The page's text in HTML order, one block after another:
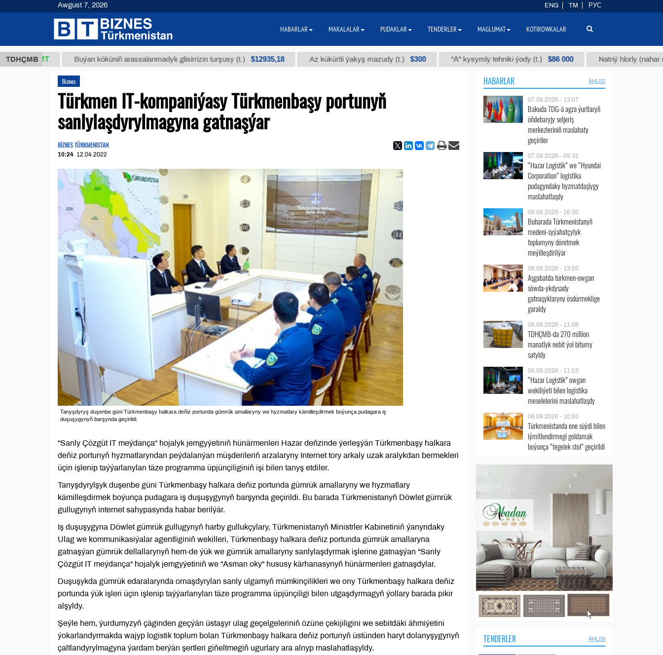
TDHÇMB
ТМТ Buýan köküniň arassalanmadyk glisirrizin turşusy (t.) $12935,18 Az kükürtli ýakyş mazudy (t.) $300 "А" kysymly tehniki ýody (t.) $86 000 Natriý hlorly (nahar duzy) (t.)
Biznes
Türkmen IT-kompaniýasy Türkmenbaşy portunyň
sanlylaşdyrylmagyna gatnaşýar
BİZNES TÜRKMENISTAN
10:24 12.04.2022
Tanyşdyryş duşenbe güni Türkmenbaşy halkara deňiz portunda gümrük amallaryny we hyzmatlary kämilleşdirmek boýunça pudagara iş
duşuşygynyň barşynda geçirildi.
“Sanly Çözgüt IT meýdança“ hojalyk jemgyýetiniň hünärmenleri Hazar deňzinde ýerleşýän Türkmenbaşy halkara
deňiz portunyň hyzmatlaryndan peýdalanýan müşderileriň arzalaryny Internet tory arkaly uzak aralykdan bermekleri
üçin işlenip taýýarlanylan täze programma üpjünçiliginiň işi bilen tanyş etdiler.
Tanyşdyrylşyk duşenbe güni Türkmenbaşy halkara deňiz portunda gümrük amallaryny we hyzmatlary
kämilleşdirmek boýunça pudagara iş duşuşygynyň barşynda geçirildi. Bu barada Türkmenistanyň Döwlet gümrük
gullugynyň internet sahypasynda habar berilýär.
Iş duşuşygyna Döwlet gümrük gullugynyň harby gullukçylary, Türkmenistanyň Ministrler Kabinetiniň ýanyndaky
Ulag we kommunikasiýalar agentliginiň wekilleri, Türkmenbaşy halkara deňiz portunda gümrük amallaryna
gatnaşýan gümrük dellallarynyň hem-de ýük we gümrük amallaryny sanlylaşdyrmak işlerine gatnaşýan “Sanly
Çözgüt IT meýdança“ hojalyk jemgyýetiniň we “Asman oky“ hususy kärhanasynyň hünärmenleri gatnaşdylar.
Duşuşykda gümrük edaralarynda ornaşdyrylan sanly ulgamyň mümkinçilikleri we ony Türkmenbaşy halkara deňiz
portunda ýük işleri üçin işlenip taýýarlanylan täze programma üpjünçiligi bilen utgaşdyrmagyň ýollary barada pikir
alşyldy.
Şeýle hem, ýurdumyzyň çäginden geçýän üstaşyr ulag geçelgeleriniň özüne çekijiligini we sebitdäki ähmiýetini
ýokarlandyrmakda wajyp logistik toplum bolan Türkmenbaşy halkara deňiz portunyň üstünden haryt dolanyşygynyň
çaltlandyrylmagyna ýardam berýän şertleri giňeltmegiň ugurlary ara alnyp maslahatlaşyldy.
HABARLAR ÄHLISI
07.08.2026 - 13:07
Bakuda TDG-ä agza ýurtlaryň
öňdebaryjy seljeriş
merkezleriniň maslahaty
geçiriler
07.08.2026 - 09:32
“Hazar Logistik” we “Hyundai
Corporation” logistika
pudagyndaky hyzmatdaşlygy
maslahatlaşdy
06.08.2026 - 16:30
Buharada Türkmenistanyň
medeni-syýahatçylyk
toplumyny döretmek
meýilleşdirilýär
06.08.2026 - 13:50
Aşgabatda türkmen-owgan
söwda-ykdysady
gatnaşyklaryny ösdürmeklige
garaldy
06.08.2026 - 11:06
TDHÇMB-da 270 million
manatlyk nebit ýol bitumy
satyldy
06.08.2026 - 11:03
“Hazar Logistik” owgan
wekiliýeti bilen logistika
meselelerini maslahatlaşdy
06.08.2026 - 10:55
Türkmenistanda ene süýdi bilen
iýmitlendirmegi goldamak
boýunça “tegelek stol” geçirildi
TENDERLER ÄHLISI
Awgust 7, 2026 ENG TM РУС
HABARLAR MAKALALAR PUDAKLAR TENDERLER MAGLUMAT KOTIROWKALAR